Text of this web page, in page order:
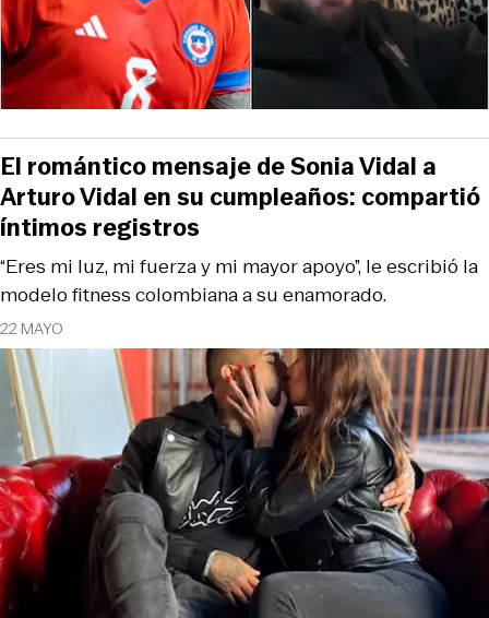
22 MAYO
“Eres mi luz, mi fuerza y mi mayor apoyo”, le escribió la
modelo fitness colombiana a su enamorado.
El romántico mensaje de Sonia Vidal a
Arturo Vidal en su cumpleaños: compartió
íntimos registros